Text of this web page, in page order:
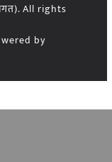
. All rights
by